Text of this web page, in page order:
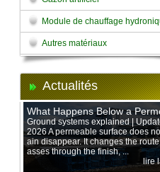
Module de chauffage
Autres matériaux
Actualités
What Happens Below a
urface During Heavy Rain?
Ground systems explained |
2026 A permeable surface does
ain disappear. It changes the
asses through the finish, ...
lire